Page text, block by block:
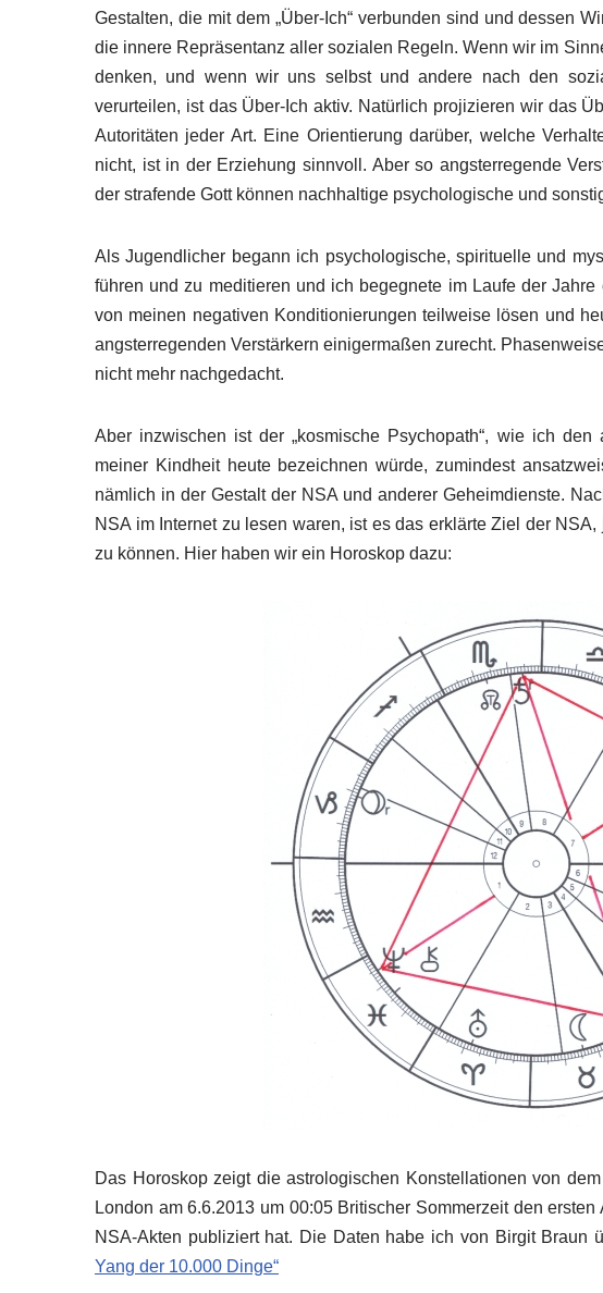
Gestalten, die mit dem „Über-Ich“ verbunden sind und dessen
die innere Repräsentanz aller sozialen Regeln. Wenn wir im
denken, und wenn wir uns selbst und andere nach den
verurteilen, ist das Über-Ich aktiv. Natürlich projizieren wir das
Autoritäten jeder Art. Eine Orientierung darüber, welche
nicht, ist in der Erziehung sinnvoll. Aber so angsterregende
der strafende Gott können nachhaltige psychologische und
Als Jugendlicher begann ich psychologische, spirituelle und
führen und zu meditieren und ich begegnete im Laufe der
von meinen negativen Konditionierungen teilweise lösen und
angsterregenden Verstärkern einigermaßen zurecht.
nicht mehr nachgedacht.
Aber inzwischen ist der „kosmische Psychopath“, wie ich
meiner Kindheit heute bezeichnen würde, zumindest
nämlich in der Gestalt der NSA und anderer Geheimdienste.
NSA im Internet zu lesen waren, ist es das erklärte Ziel der
zu können. Hier haben wir ein Horoskop dazu:
Das Horoskop zeigt die astrologischen Konstellationen von
London am 6.6.2013 um 00:05 Britischer Sommerzeit den
NSA-Akten publiziert hat. Die Daten habe ich von Birgit Braun
Yang der 10.000 Dinge“